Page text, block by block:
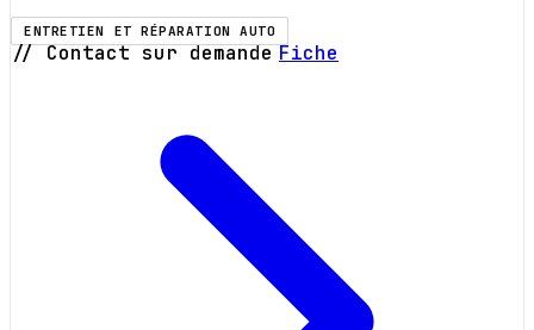
ENTRETIEN ET RÉPARATION AUTO
// Contact sur demande Fiche